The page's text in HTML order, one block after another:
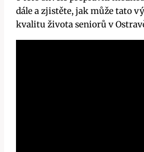
dále a zjistěte, jak může tato
kvalitu života seniorů v